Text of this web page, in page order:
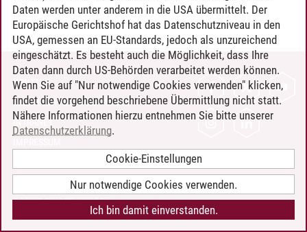
KONTAKT
LEUPHANA ALS ARBEITGEBER
INTRANET
BARRIEREFREIHEIT
COOKIE-EINSTELLUNGEN
Daten werden unter anderem in die USA übermittelt. Der
Europäische Gerichtshof hat das Datenschutzniveau in den
USA, gemessen an EU-Standards, jedoch als unzureichend
eingeschätzt. Es besteht auch die Möglichkeit, dass Ihre
Daten dann durch US-Behörden verarbeitet werden können.
Wenn Sie auf "Nur notwendige Cookies verwenden" klicken,
findet die vorgehend beschriebene Übermittlung nicht statt.
Nähere Informationen hierzu entnehmen Sie bitte unserer
Datenschutzerklärung.
Cookie-Einstellungen
Nur notwendige Cookies verwenden.
Ich bin damit einverstanden.